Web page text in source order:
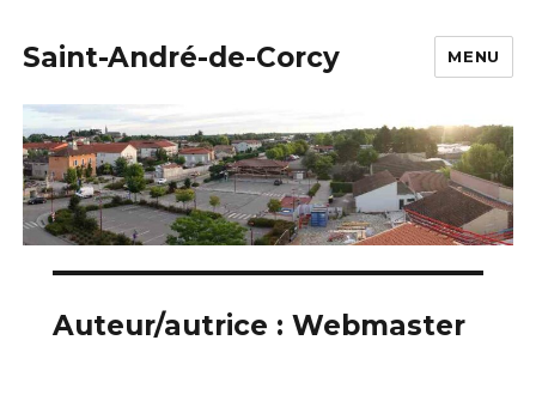
Saint-André-de-Corcy MENU
Auteur/autrice : Webmaster